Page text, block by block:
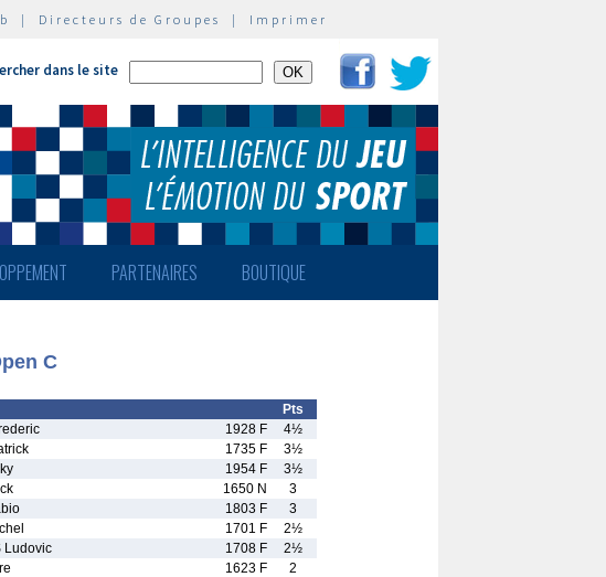
| Directeurs de Groupes | Imprimer
dans le site
PARTENAIRES BOUTIQUE
C
Pts
1928 F
4½
1735 F
3½
1954 F
3½
1650 N
3
1803 F
3
1701 F
2½
Ludovic 1708 F
2½
1623 F
2